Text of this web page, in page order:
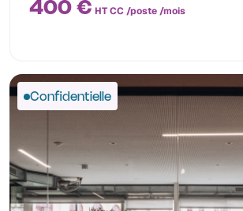
400 € HT CC /poste /mois
Confidentielle